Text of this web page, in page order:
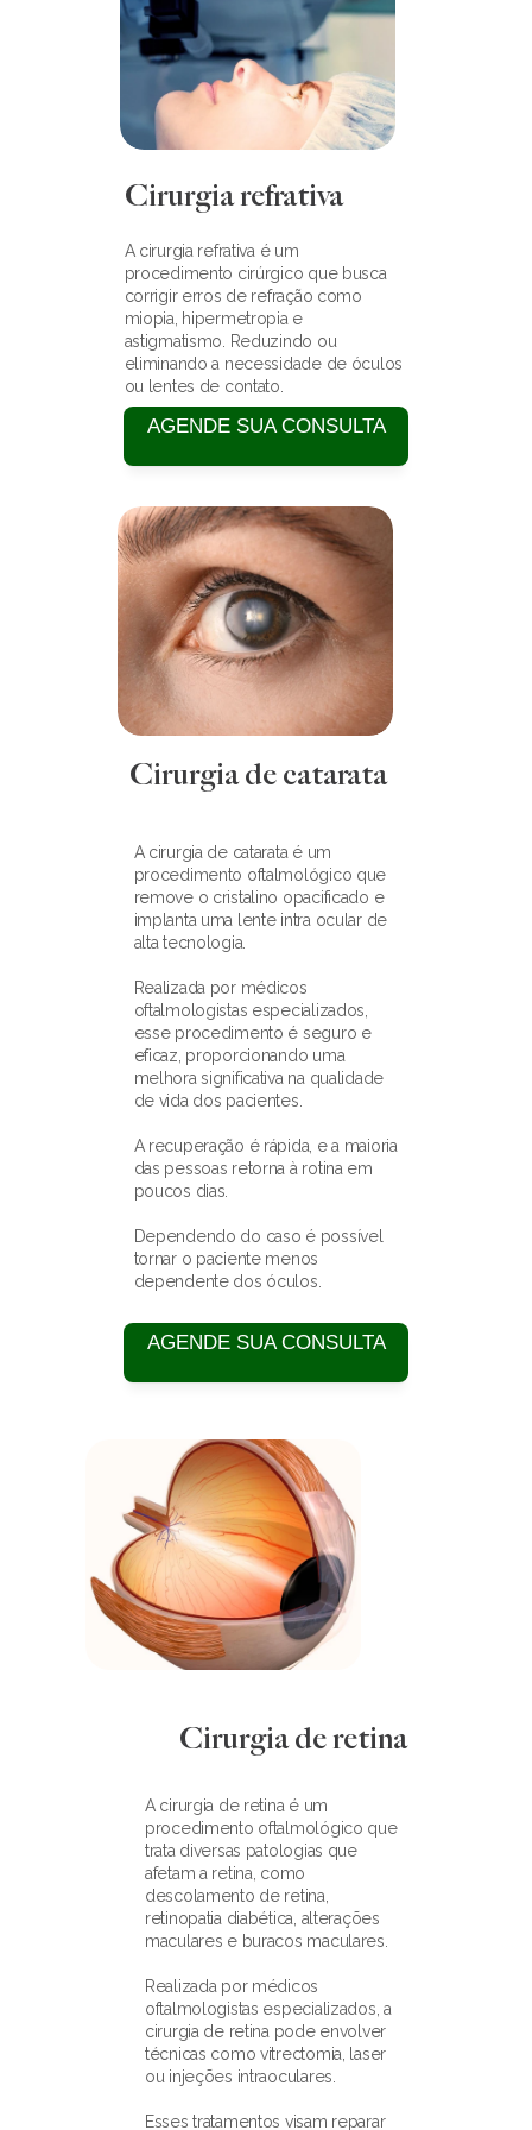
Cirurgia refrativa
A cirurgia refrativa é um
procedimento cirúrgico que busca
corrigir erros de refração como
miopia, hipermetropia e
astigmatismo. Reduzindo ou
eliminando a necessidade de óculos
ou lentes de contato.
AGENDE SUA CONSULTA
Cirurgia de catarata
A cirurgia de catarata é um
procedimento oftalmológico que
remove o cristalino opacificado e
implanta uma lente intra ocular de
alta tecnologia.
Realizada por médicos
oftalmologistas especializados,
esse procedimento é seguro e
eficaz, proporcionando uma
melhora significativa na qualidade
de vida dos pacientes.
A recuperação é rápida, e a maioria
das pessoas retorna à rotina em
poucos dias.
Dependendo do caso é possível
tornar o paciente menos
dependente dos óculos.
AGENDE SUA CONSULTA
Cirurgia de retina
A cirurgia de retina é um
procedimento oftalmológico que
trata diversas patologias que
afetam a retina, como
descolamento de retina,
retinopatia diabética, alterações
maculares e buracos maculares.
Realizada por médicos
oftalmologistas especializados, a
cirurgia de retina pode envolver
técnicas como vitrectomia, laser
ou injeções intraoculares.
Esses tratamentos visam reparar